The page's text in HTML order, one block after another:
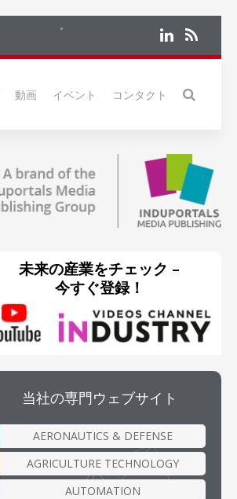
動画 イベント コンタクト
未来の産業をチェック –
今すぐ登録！
当社の専門ウェブサイト
AERONAUTICS & DEFENSE
AGRICULTURE TECHNOLOGY
AUTOMATION